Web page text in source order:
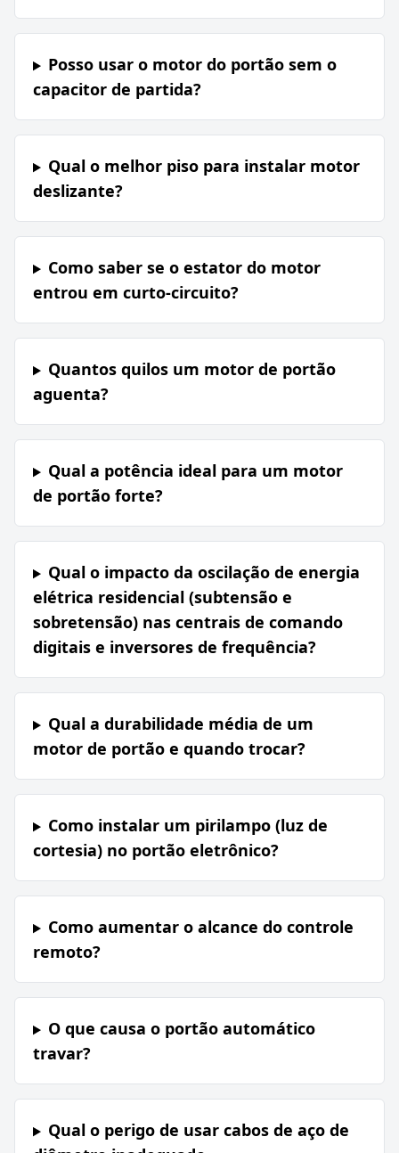
Posso usar o motor do portão sem o
capacitor de partida?
Qual o melhor piso para instalar motor
deslizante?
Como saber se o estator do motor
entrou em curto-circuito?
Quantos quilos um motor de portão
aguenta?
Qual a potência ideal para um motor
de portão forte?
Qual o impacto da oscilação de energia
elétrica residencial (subtensão e
sobretensão) nas centrais de comando
digitais e inversores de frequência?
Qual a durabilidade média de um
motor de portão e quando trocar?
Como instalar um pirilampo (luz de
cortesia) no portão eletrônico?
Como aumentar o alcance do controle
remoto?
O que causa o portão automático
travar?
Qual o perigo de usar cabos de aço de